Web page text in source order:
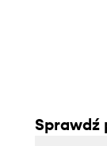
Sprawdź